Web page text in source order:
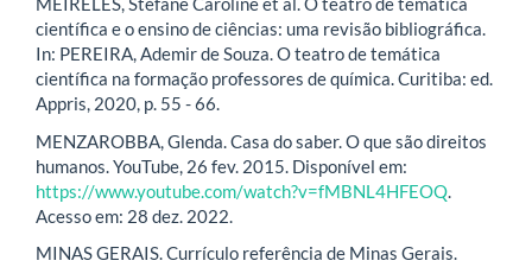
científica e o ensino de ciências: uma revisão bibliográfica.
In: PEREIRA, Ademir de Souza. O teatro de temática
científica na formação professores de química. Curitiba: ed.
Appris, 2020, p. 55 - 66.
MENZAROBBA, Glenda. Casa do saber. O que são direitos
humanos. YouTube, 26 fev. 2015. Disponível em:
https://www.youtube.com/watch?v=fMBNL4HFEOQ.
Acesso em: 28 dez. 2022.
MINAS GERAIS. Currículo referência de Minas Gerais.